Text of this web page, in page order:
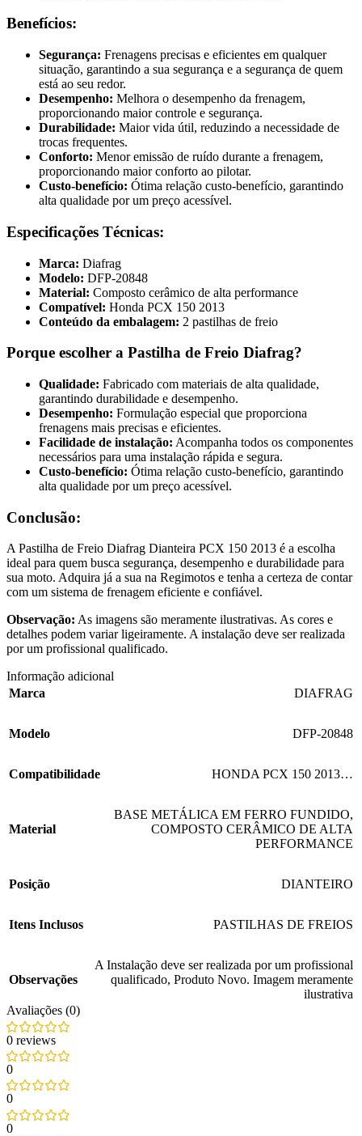
Benefícios:
Segurança: Frenagens precisas e eficientes em qualquer
situação, garantindo a sua segurança e a segurança de quem
está ao seu redor.
Desempenho: Melhora o desempenho da frenagem,
proporcionando maior controle e segurança.
Durabilidade: Maior vida útil, reduzindo a necessidade de
trocas frequentes.
Conforto: Menor emissão de ruído durante a frenagem,
proporcionando maior conforto ao pilotar.
Custo-benefício: Ótima relação custo-benefício, garantindo
alta qualidade por um preço acessível.
Especificações Técnicas:
Marca: Diafrag
Modelo: DFP-20848
Material: Composto cerâmico de alta performance
Compatível: Honda PCX 150 2013
Conteúdo da embalagem: 2 pastilhas de freio
Porque escolher a Pastilha de Freio Diafrag?
Qualidade: Fabricado com materiais de alta qualidade,
garantindo durabilidade e desempenho.
Desempenho: Formulação especial que proporciona
frenagens mais precisas e eficientes.
Facilidade de instalação: Acompanha todos os componentes
necessários para uma instalação rápida e segura.
Custo-benefício: Ótima relação custo-benefício, garantindo
alta qualidade por um preço acessível.
Conclusão:
A Pastilha de Freio Diafrag Dianteira PCX 150 2013 é a escolha
ideal para quem busca segurança, desempenho e durabilidade para
sua moto. Adquira já a sua na Regimotos e tenha a certeza de contar
com um sistema de frenagem eficiente e confiável.
Observação: As imagens são meramente ilustrativas. As cores e
detalhes podem variar ligeiramente. A instalação deve ser realizada
por um profissional qualificado.
Informação adicional
Marca
DIAFRAG
Modelo DFP-20848
Compatibilidade HONDA PCX 150 2013…
Material
BASE METÁLICA EM FERRO FUNDIDO,
COMPOSTO CERÂMICO DE ALTA
PERFORMANCE
Posição DIANTEIRO
Itens Inclusos PASTILHAS DE FREIOS
Observações
A Instalação deve ser realizada por um profissional
qualificado, Produto Novo. Imagem meramente
ilustrativa
Avaliações (0)
0 reviews
0
0
0